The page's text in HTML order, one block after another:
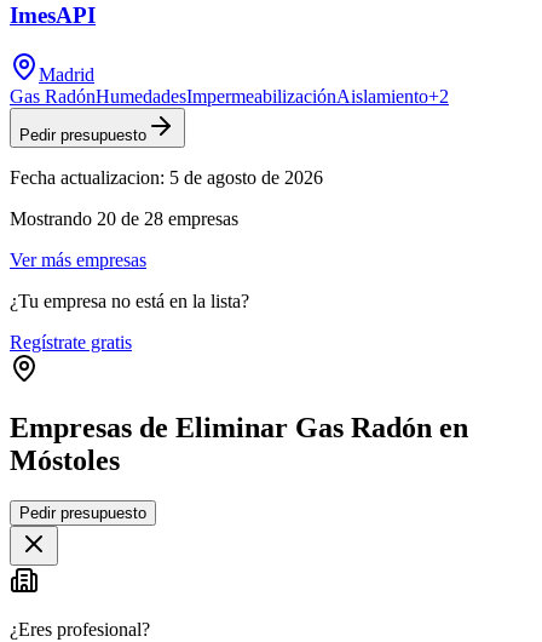
ImesAPI
Madrid
Gas RadónHumedadesImpermeabilizaciónAislamiento+2
Pedir presupuesto
Fecha actualizacion: 5 de agosto de 2026
Mostrando 20 de 28 empresas
Ver más empresas
¿Tu empresa no está en la lista?
Regístrate gratis
Empresas de Eliminar Gas Radón en
Móstoles
+
−
Pedir presupuesto
¿Eres profesional?